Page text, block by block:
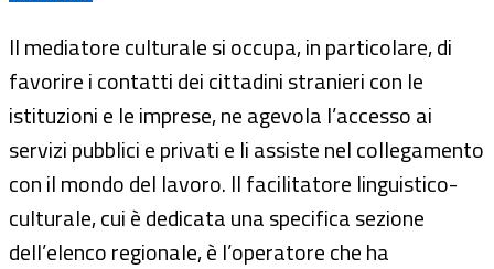
Il mediatore culturale si occupa, in particolare, di
favorire i contatti dei cittadini stranieri con le
istituzioni e le imprese, ne agevola l’accesso ai
servizi pubblici e privati e li assiste nel collegamento
con il mondo del lavoro. Il facilitatore linguistico-
culturale, cui è dedicata una specifica sezione
dell’elenco regionale, è l’operatore che ha